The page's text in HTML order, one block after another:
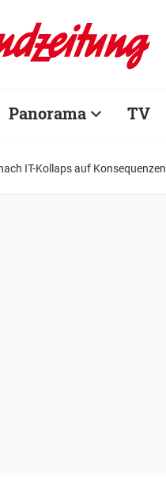
Panorama TV
IT-Kollaps auf Konsequenzen